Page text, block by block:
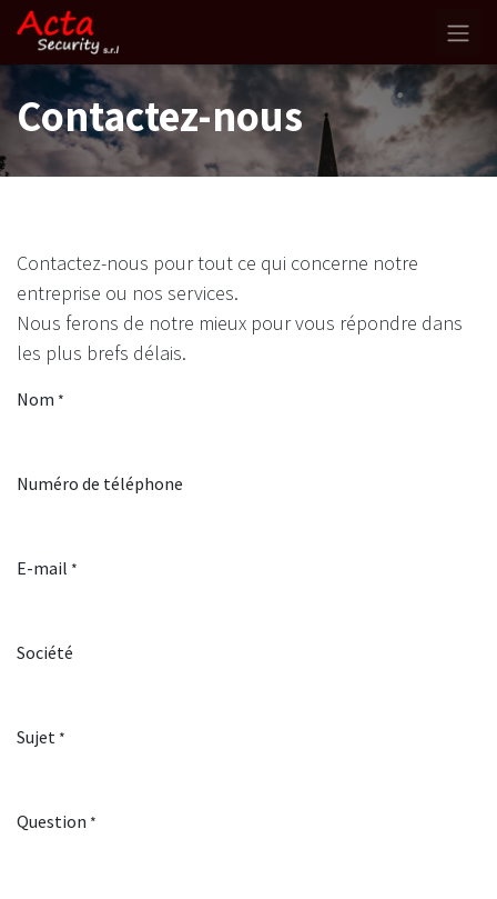
Se rendre au contenu
Contactez-nous
Contactez-nous pour tout ce qui concerne notre
entreprise ou nos services.
Nous ferons de notre mieux pour vous répondre dans
les plus brefs délais.
Nom *
Numéro de téléphone
E-mail *
Société
Sujet *
Question *